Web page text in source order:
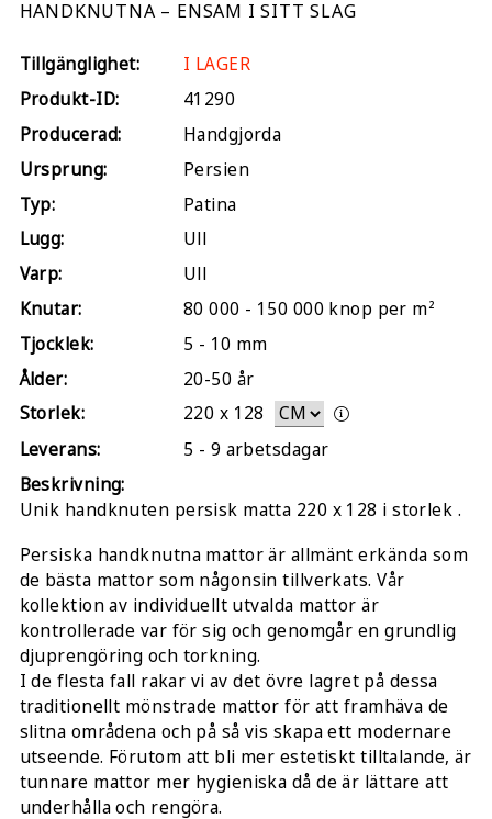
HANDKNUTNA – ENSAM I SITT SLAG
Tillgänglighet:
I LAGER
Produkt-ID:
41290
Producerad:
Handgjorda
Ursprung:
Persien
Typ:
Patina
Lugg:
Ull
Varp:
Ull
Knutar:
80 000 - 150 000 knop per m²
Tjocklek:
5 - 10 mm
Ålder:
20-50 år
Storlek:
220 x 128
Leverans:
5 - 9 arbetsdagar
Beskrivning:
Unik handknuten persisk matta 220 x 128 i storlek .
Persiska handknutna mattor är allmänt erkända som
de bästa mattor som någonsin tillverkats. Vår
kollektion av individuellt utvalda mattor är
kontrollerade var för sig och genomgår en grundlig
djuprengöring och torkning.
I de flesta fall rakar vi av det övre lagret på dessa
traditionellt mönstrade mattor för att framhäva de
slitna områdena och på så vis skapa ett modernare
utseende. Förutom att bli mer estetiskt tilltalande, är
tunnare mattor mer hygieniska då de är lättare att
underhålla och rengöra.